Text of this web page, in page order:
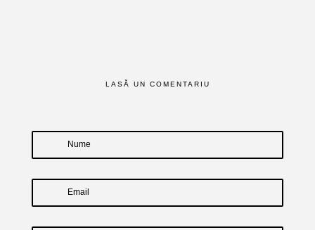
LASĂ UN COMENTARIU
Nume
Email